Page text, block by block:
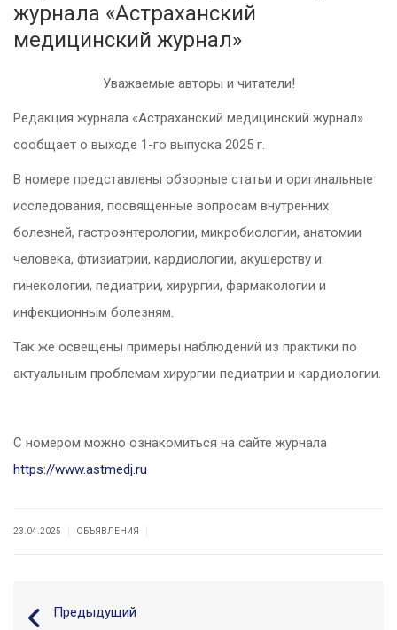
журнала «Астраханский
медицинский журнал»
Уважаемые авторы и читатели!
Редакция журнала «Астраханский медицинский журнал»
сообщает о выходе 1-го выпуска 2025 г.
В номере представлены обзорные статьи и оригинальные
исследования, посвященные вопросам внутренних
болезней, гастроэнтерологии, микробиологии, анатомии
человека, фтизиатрии, кардиологии, акушерству и
гинекологии, педиатрии, хирургии, фармакологии и
инфекционным болезням.
Так же освещены примеры наблюдений из практики по
актуальным проблемам хирургии педиатрии и кардиологии.
С номером можно ознакомиться на сайте журнала
https://www.astmedj.ru
23.04.2025 ОБЪЯВЛЕНИЯ
Предыдущий